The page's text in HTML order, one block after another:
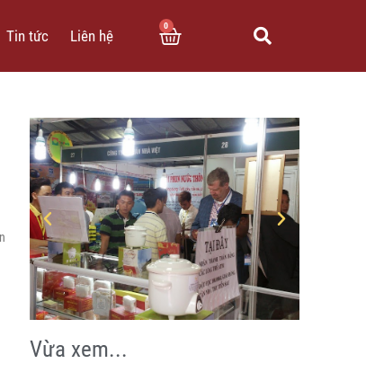
Tin tức Liên hệ
0
Vừa xem...